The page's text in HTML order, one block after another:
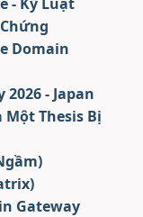
Domain
- Japan
Một Thesis Bị
Gateway